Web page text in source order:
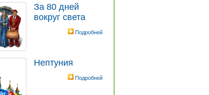
За 80 дней
вокруг света
Подробней
Нептуния
Подробней